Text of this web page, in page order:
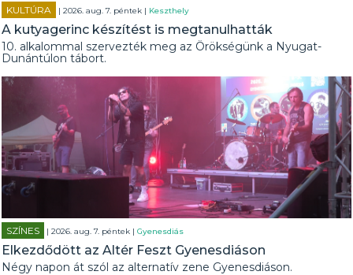
KULTÚRA | 2026. aug. 7. péntek | Keszthely
A kutyagerinc készítést is megtanulhatták
10. alkalommal szervezték meg az Örökségünk a Nyugat-
Dunántúlon tábort.
SZÍNES | 2026. aug. 7. péntek |Gyenesdiás
Elkezdődött az Altér Feszt Gyenesdiáson
Négy napon át szól az alternatív zene Gyenesdiáson.